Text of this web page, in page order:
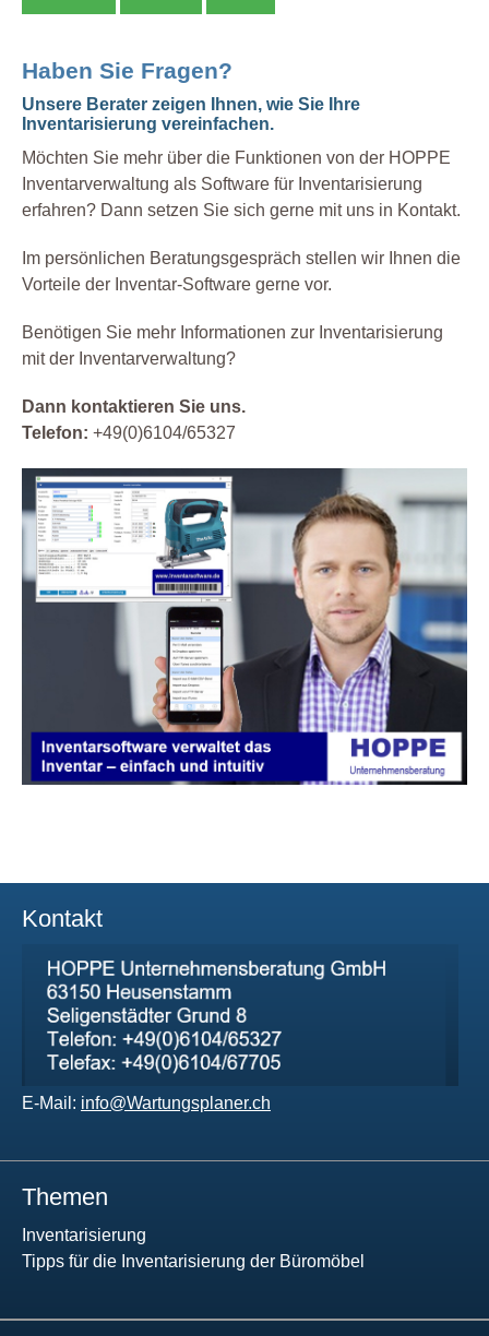
Haben Sie Fragen?
Unsere Berater zeigen Ihnen, wie Sie Ihre
Inventarisierung vereinfachen.
Möchten Sie mehr über die Funktionen von der HOPPE
Inventarverwaltung als Software für Inventarisierung
erfahren? Dann setzen Sie sich gerne mit uns in Kontakt.
Im persönlichen Beratungsgespräch stellen wir Ihnen die
Vorteile der Inventar-Software gerne vor.
Benötigen Sie mehr Informationen zur Inventarisierung
mit der Inventarverwaltung?
Dann kontaktieren Sie uns.
Telefon: +49(0)6104/65327
Kontakt
E-Mail: info@Wartungsplaner.ch
Themen
Inventarisierung
Tipps für die Inventarisierung der Büromöbel